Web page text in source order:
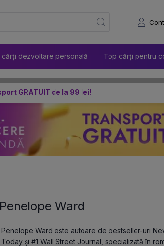
cărți dezvoltare personală Top cărți pentru
GRATUIT de la 99 lei!
Penelope Ward
Penelope Ward este autoare de bestseller-uri
Today și #1 Wall Street Journal, specializată în